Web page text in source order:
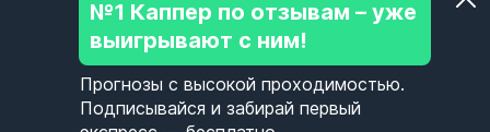
Василий Винокуров
Дмитрий Ревизор БК
Центр Хоккейной Аналитики
№1 Каппер по отзывам – уже
выигрывают с ним!
Прогнозы с высокой проходимостью.
Подписывайся и забирай первый